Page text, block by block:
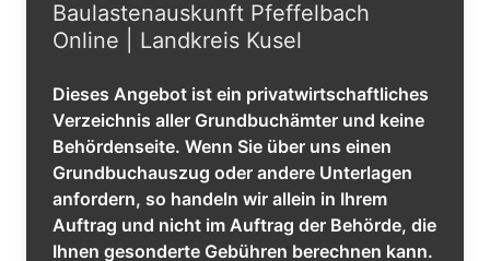
Baulastenauskunft Pfeffelbach
Online | Landkreis Kusel
Dieses Angebot ist ein privatwirtschaftliches
Verzeichnis aller Grundbuchämter und keine
Behördenseite. Wenn Sie über uns einen
Grundbuchauszug oder andere Unterlagen
anfordern, so handeln wir allein in Ihrem
Auftrag und nicht im Auftrag der Behörde, die
Ihnen gesonderte Gebühren berechnen kann.